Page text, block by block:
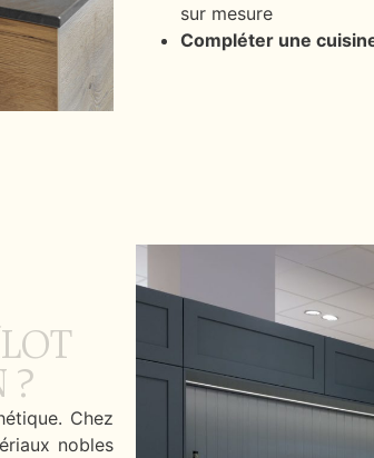
sur mesure
Compléter une
?
Chez
nobles